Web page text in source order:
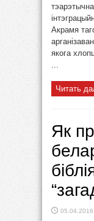
Акрамя
якога
Читать
Як
05.04.2016